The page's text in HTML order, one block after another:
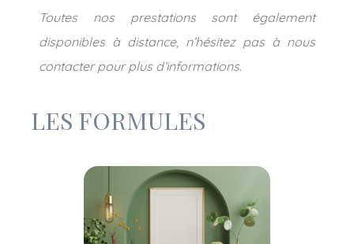
Toutes nos prestations sont également
disponibles à distance, n’hésitez pas à nous
contacter pour plus d’informations.
LES FORMULES